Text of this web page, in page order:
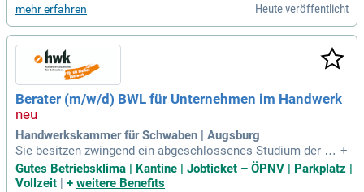
wie Erfahrung in der Projektsteuerung sind wünschenswert.
Zudem sollten Bewerber praxisbezogene Kenntnisse der VO
B A/B/C und der UVgO besitzen. Ein sicheres Auftreten, Org
anisationstalent und Teamfähigkeit sind entscheidend. Zud
em erwarten wir den sicheren Umgang mit gängiger Softwar
e und eine Fahrerlaubnis der Klasse „B“. Profitieren Sie von
einem unbefristeten Arbeitsvertrag mit 39 Stunden pro Woc
he.
mehr erfahren Heute veröffentlicht
Berater (m/w/d) BWL für Unternehmen im Handwerk
Handwerkskammer für Schwaben | Augsburg
Sie besitzen zwingend ein abgeschlossenes Studium der Wi
rtschaftswissenschaften oder Betriebswirtschaftslehre (Uni
oder Hochschule); Sie bringen idealerweise Erfahrung in der
+
Gutes Betriebsklima | Kantine | Jobticket – ÖPNV | Parkplatz |
Vollzeit | + weitere Benefits